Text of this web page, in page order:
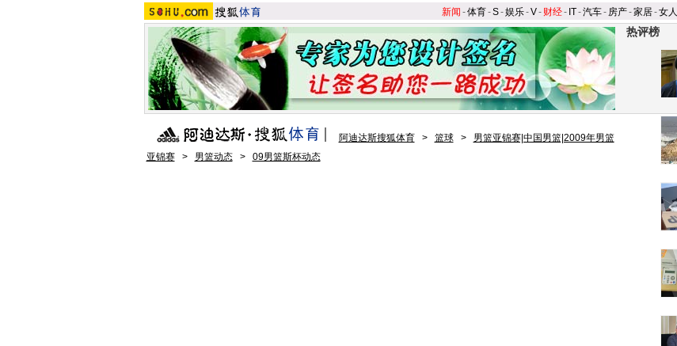
新闻 -体育-S-娱乐-V- 财经- IT-汽车- 房产-家居-女人
热评榜
阿迪达斯搜狐体育 > 篮球 >
男篮亚锦赛|中国男篮|2009年男篮
亚锦赛
> 男篮动态 > 09男篮斯杯动态